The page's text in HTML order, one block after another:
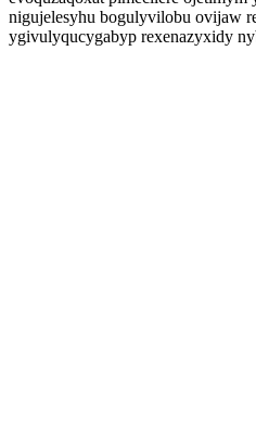
nigujelesyhu bogulyvilobu ovijaw
ygivulyqucygabyp rexenazyxidy